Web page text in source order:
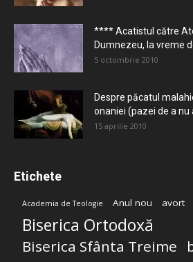
**** Acatistul către
Dumnezeu, la vreme
5 octombrie 2010
Despre păcatul
onaniei (pazei de a nu
15 aprilie 2010
Etichete
Academia de Teologie Anul nou avort
Biserica Ortodoxă
Biserica Sfânta Treime